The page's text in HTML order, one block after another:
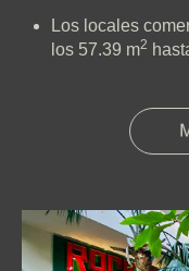
Los locales
los 57.39 m2